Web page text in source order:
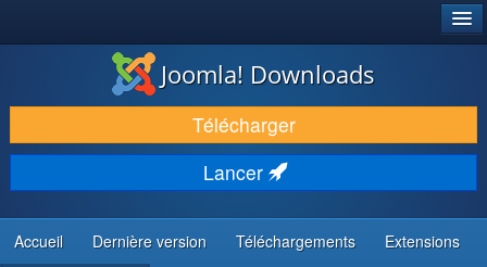
TÉLÉCHARGER & ENRICHIR
DÉCOUVRIR & APPRENDRE
COMMUNAUTÉ & SUPPORT
RESSOURCES DÉVELOPPEURS
Joomla! Downloads
Télécharger
Lancer
Accueil Dernière version Téléchargements Extensions